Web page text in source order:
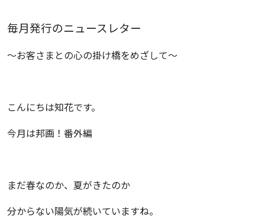
毎月発行のニュースレター
～お客さまとの心の掛け橋をめざして～
こんにちは知花です。
今月は邦画！番外編
まだ春なのか、夏がきたのか
分からない陽気が続いていますね。